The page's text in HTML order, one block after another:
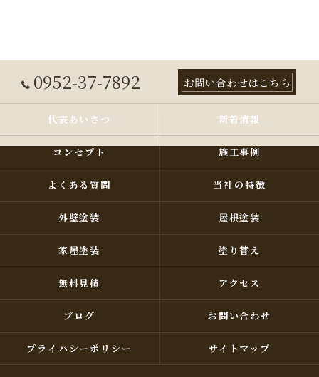
0952-37-7892 お問い合わせはこちら
代表あいさつ 新着情報
コンセプト 施工事例
よくある質問 当社の特徴
外壁塗装 屋根塗装
家屋塗装 塗り替え
無料見積 アクセス
ブログ お問い合わせ
プライバシーポリシー サイトマップ